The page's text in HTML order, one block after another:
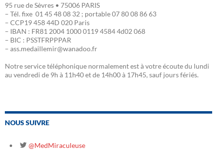
95 rue de Sèvres • 75006 PARIS
– Tél. fixe 01 45 48 08 32 ; portable 07 80 08 86 63
– CCP19 458 44D 020 Paris
– IBAN : FR81 2004 1000 0119 4584 4d02 068
– BIC : PSSTFRPPPAR
– ass.medaillemir@wanadoo.fr
Notre service téléphonique normalement est à votre écoute du lundi
au vendredi de 9h à 11h40 et de 14h00 à 17h45, sauf jours fériés.
NOUS SUIVRE
@MedMiraculeuse